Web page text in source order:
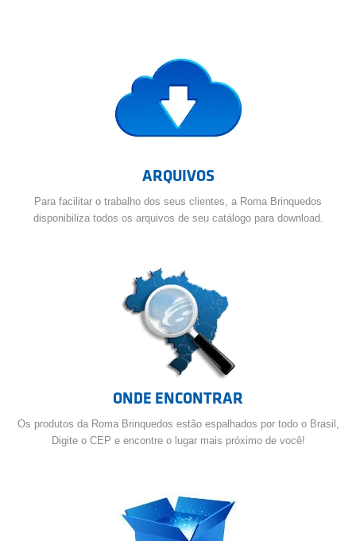
ARQUIVOS
Para facilitar o trabalho dos seus clientes, a Roma Brinquedos
disponibiliza todos os arquivos de seu catálogo para download.
ONDE ENCONTRAR
Os produtos da Roma Brinquedos estão espalhados por todo o Brasil,
Digite o CEP e encontre o lugar mais próximo de você!